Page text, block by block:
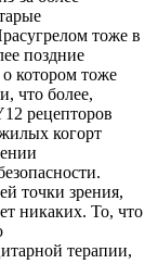
тоже в
поздние
котором тоже
что более,
рецепторов
когорт
точки зрения,
никаких. То, что
терапии,